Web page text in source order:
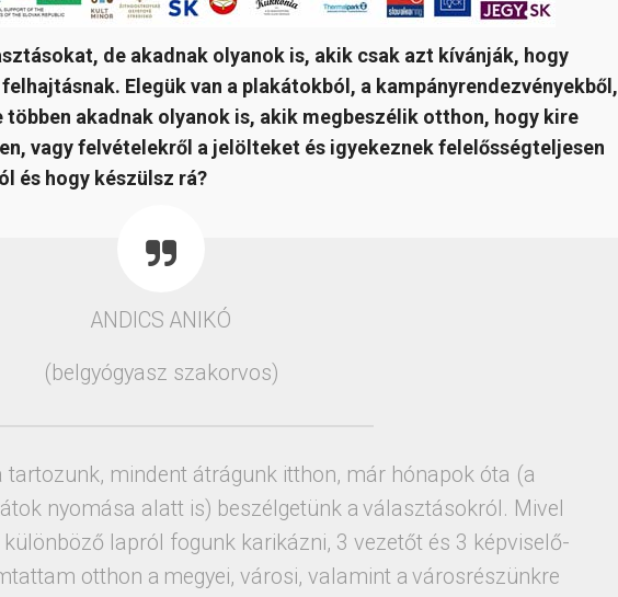
de akadnak olyanok is, akik csak azt kívánják, hogy
Elegük van a plakátokból, a kampányrendezvényekből,
akadnak olyanok is, akik megbeszélik otthon, hogy kire
vagy felvételekről a jelölteket és igyekeznek felelősségteljesen
és hogy készülsz rá?
ANDICS ANIKÓ
(belgyógyasz szakorvos)
tartozunk, mindent átrágunk itthon, már hónapok óta (a
nyomása alatt is) beszélgetünk a választásokról. Mivel
lapról fogunk karikázni, 3 vezetőt és 3 képviselő-
otthon a megyei, városi, valamint a városrészünkre